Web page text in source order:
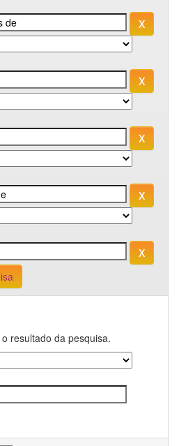
resultado da pesquisa.